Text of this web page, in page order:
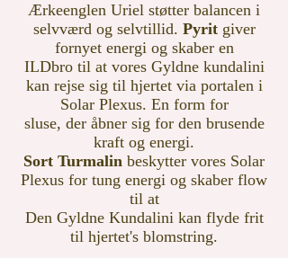
Ærkeenglen Uriel støtter balancen i
selvværd og selvtillid. Pyrit giver
fornyet energi og skaber en
ILDbro til at vores Gyldne kundalini
kan rejse sig til hjertet via portalen i
Solar Plexus. En form for
sluse, der åbner sig for den brusende
kraft og energi.
Sort Turmalin beskytter vores Solar
Plexus for tung energi og skaber flow
til at
Den Gyldne Kundalini kan flyde frit
til hjertet's blomstring.